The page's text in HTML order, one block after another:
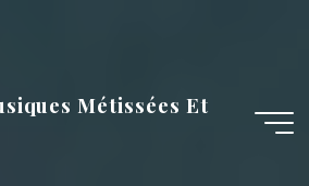
Métissées Et